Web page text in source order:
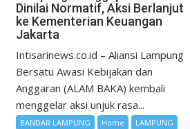
Dinilai Normatif, Aksi Berlanjut
ke Kementerian Keuangan
Jakarta
Intisarinews.co.id – Aliansi Lampung
Bersatu Awasi Kebijakan dan
Anggaran (ALAM BAKA) kembali
menggelar aksi unjuk rasa...
BANDAR LAMPUNG Home
LAMPUNG